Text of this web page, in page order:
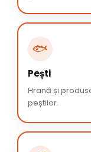
🐟
Pești
Hrană și
peștilor.